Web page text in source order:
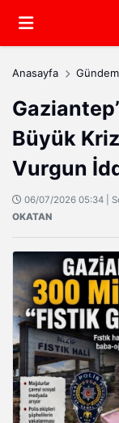
Anasayfa Gündem
Büyük
Vurgun
06/07/2026 05:34 |
OKATAN